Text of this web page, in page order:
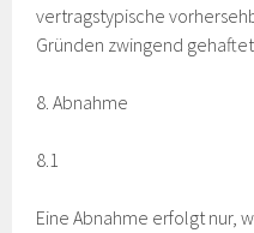
vertragstypische
Gründen zwingend
8. Abnahme
8.1
Eine Abnahme erfolgt nur,